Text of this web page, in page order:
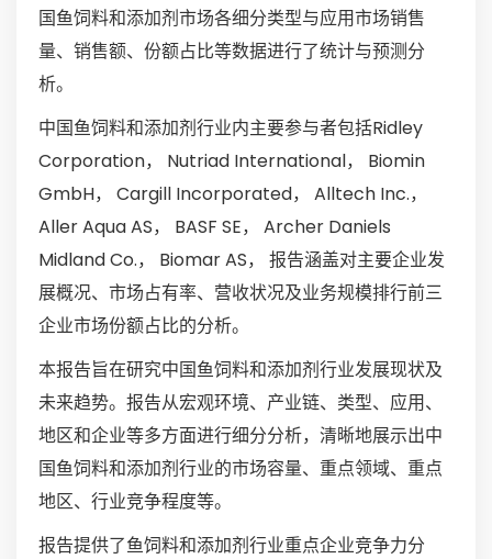
国鱼饲料和添加剂市场各细分类型与应用市场销售
量、销售额、份额占比等数据进行了统计与预测分
析。
中国鱼饲料和添加剂行业内主要参与者包括Ridley
Corporation， Nutriad International， Biomin
GmbH， Cargill Incorporated， Alltech Inc.，
Aller Aqua AS， BASF SE， Archer Daniels
Midland Co.， Biomar AS， 报告涵盖对主要企业发
展概况、市场占有率、营收状况及业务规模排行前三
企业市场份额占比的分析。
本报告旨在研究中国鱼饲料和添加剂行业发展现状及
未来趋势。报告从宏观环境、产业链、类型、应用、
地区和企业等多方面进行细分分析，清晰地展示出中
国鱼饲料和添加剂行业的市场容量、重点领域、重点
地区、行业竞争程度等。
报告提供了鱼饲料和添加剂行业重点企业竞争力分